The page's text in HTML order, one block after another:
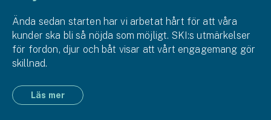
Ända sedan starten har vi arbetat hårt för att våra
kunder ska bli så nöjda som möjligt. SKI:s utmärkelser
för fordon, djur och båt visar att vårt engagemang gör
skillnad.
Läs mer